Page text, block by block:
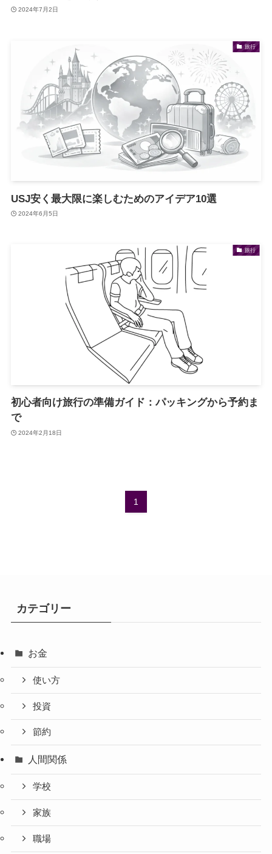
2024年7月2日
旅行
USJ安く最大限に楽しむためのアイデア10選
2024年6月5日
旅行
初心者向け旅行の準備ガイド：パッキングから予約ま
で
2024年2月18日
1
カテゴリー
お金
使い方
投資
節約
人間関係
学校
家族
職場